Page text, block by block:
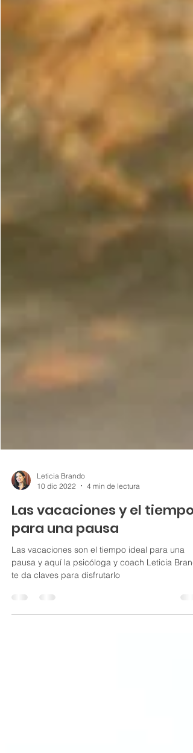
10 dic 2022
4 min de lectura
Las vacaciones y el tiempo
para una pausa
Las vacaciones son el tiempo ideal para una
te da claves para disfrutarlo